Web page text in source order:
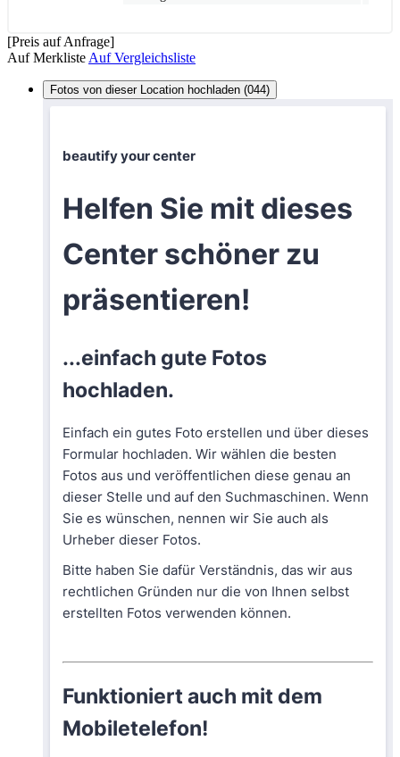
[Preis auf Anfrage]
Auf Merkliste Auf Vergleichsliste
Fotos von dieser Location hochladen (044)